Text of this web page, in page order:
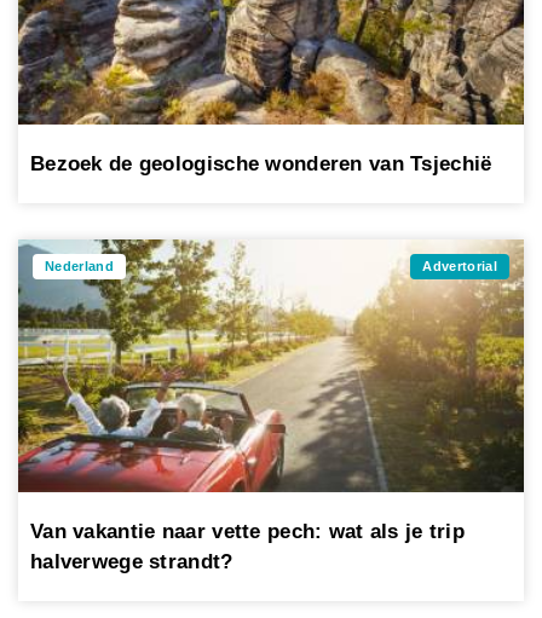
Bezoek de geologische wonderen van Tsjechië
Nederland Advertorial
Van vakantie naar vette pech: wat als je trip
halverwege strandt?